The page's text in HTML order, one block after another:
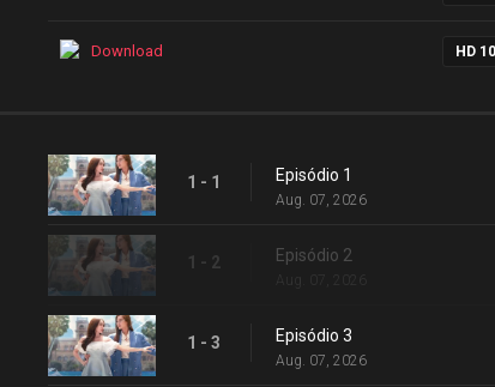
Download HD
1 - 1 Episódio 1
Aug. 07, 2026
1 - 2 Episódio 2
1 - 3 Episódio 3
Aug. 07, 2026